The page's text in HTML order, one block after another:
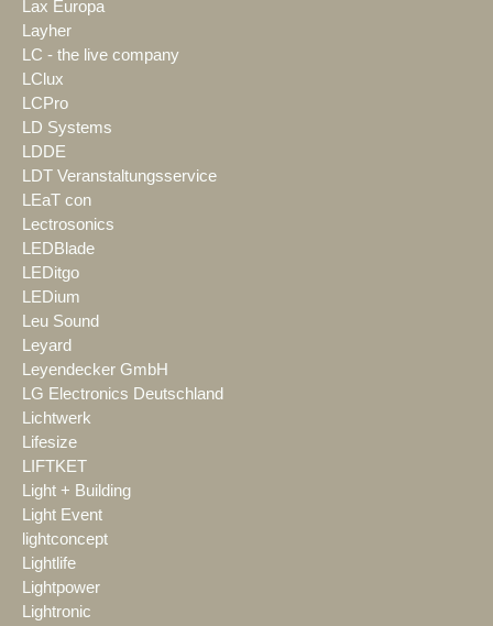
Lax Europa
Layher
LC - the live company
LClux
LCPro
LD Systems
LDDE
LDT Veranstaltungsservice
LEaT con
Lectrosonics
LEDBlade
LEDitgo
LEDium
Leu Sound
Leyard
Leyendecker GmbH
LG Electronics Deutschland
Lichtwerk
Lifesize
LIFTKET
Light + Building
Light Event
lightconcept
Lightlife
Lightpower
Lightronic